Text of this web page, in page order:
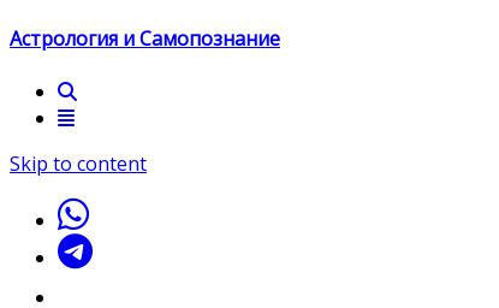
Астрология и Самопознание
Skip to content